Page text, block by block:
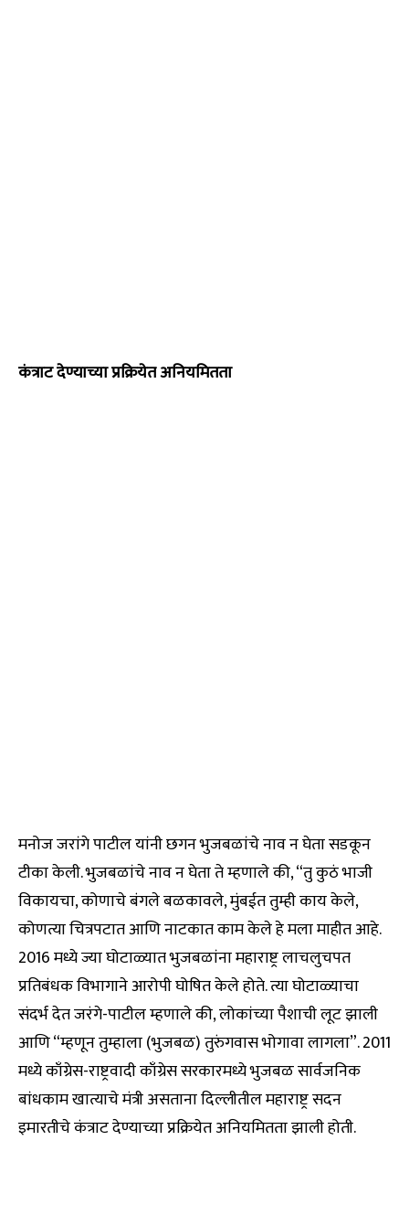
कंत्राट देण्याच्या प्रक्रियेत अनियमितता
मनोज जरांगे पाटील यांनी छगन भुजबळांचे नाव न घेता सडकून
टीका केली. भुजबळांचे नाव न घेता ते म्हणाले की, “तु कुठं भाजी
विकायचा, कोणाचे बंगले बळकावले, मुंबईत तुम्ही काय केले,
कोणत्या चित्रपटात आणि नाटकात काम केले हे मला माहीत आहे.
2016 मध्ये ज्या घोटाळ्यात भुजबळांना महाराष्ट्र लाचलुचपत
प्रतिबंधक विभागाने आरोपी घोषित केले होते. त्या घोटाळ्याचा
संदर्भ देत जरंगे-पाटील म्हणाले की, लोकांच्या पैशाची लूट झाली
आणि “म्हणून तुम्हाला (भुजबळ) तुरुंगवास भोगावा लागला”. 2011
मध्ये काँग्रेस-राष्ट्रवादी काँग्रेस सरकारमध्ये भुजबळ सार्वजनिक
बांधकाम खात्याचे मंत्री असताना दिल्लीतील महाराष्ट्र सदन
इमारतीचे कंत्राट देण्याच्या प्रक्रियेत अनियमितता झाली होती.